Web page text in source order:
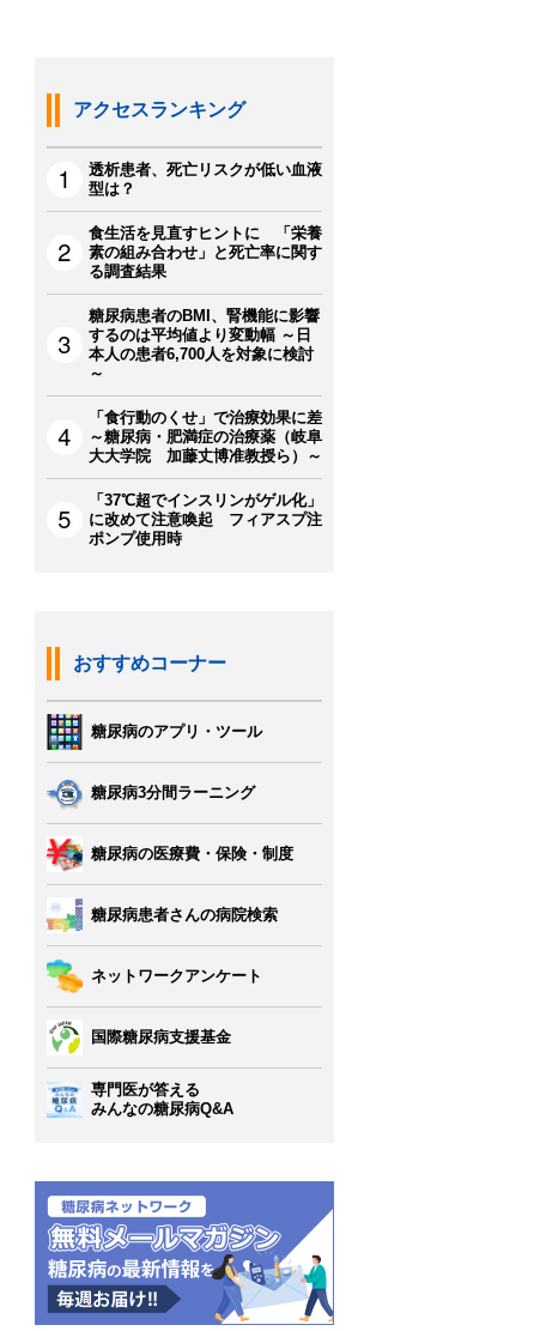
アクセスランキング
透析患者、死亡リスクが低い血液
型は？
食生活を見直すヒントに 「栄養
素の組み合わせ」と死亡率に関す
る調査結果
糖尿病患者のBMI、腎機能に影響
するのは平均値より変動幅 ～日
本人の患者6,700人を対象に検討
～
「食行動のくせ」で治療効果に差
～糖尿病・肥満症の治療薬（岐阜
大大学院 加藤丈博准教授ら）～
「37℃超でインスリンがゲル化」
に改めて注意喚起 フィアスプ注
ポンプ使用時
おすすめコーナー
糖尿病のアプリ・ツール
糖尿病3分間ラーニング
糖尿病の医療費・保険・制度
糖尿病患者さんの病院検索
ネットワークアンケート
国際糖尿病支援基金
専門医が答える
みんなの糖尿病Q&A